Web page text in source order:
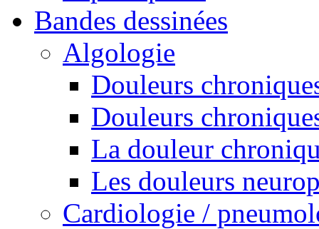
Bandes dessinées
Algologie
Douleurs
Douleurs
La douleur
Les douleurs
Cardiologie /